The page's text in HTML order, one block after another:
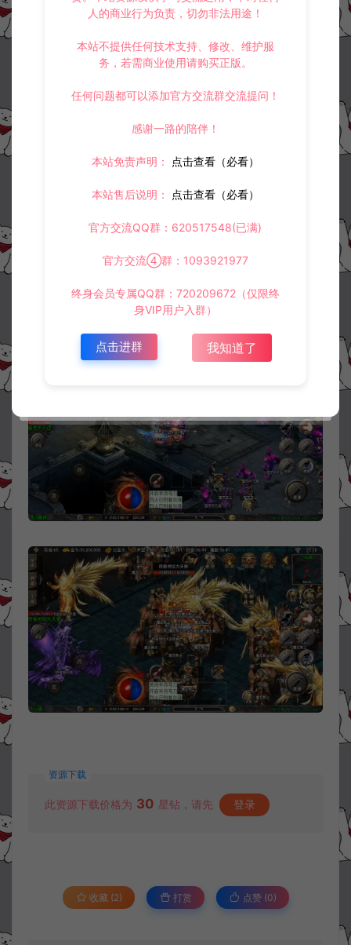
资源下载
此资源下载价格为 30 星钻，请先 登录
收藏 (2) 打赏 点赞 (0)
人的商业行为负责，切勿非法用途！
本站不提供任何技术支持、修改、维护服
务，若需商业使用请购买正版。
任何问题都可以添加官方交流群交流提问！
感谢一路的陪伴！
本站免责声明： 点击查看（必看）
本站售后说明： 点击查看（必看）
官方交流QQ群：620517548(已满)
官方交流④群：1093921977
终身会员专属QQ群：720209672（仅限终
身VIP用户入群）
点击进群 我知道了